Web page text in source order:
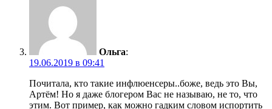
Ольга:
19.06.2019 в 09:41
Почитала, кто такие инфлюенсеры..боже, ведь это Вы,
Артём! Но я даже блогером Вас не называю, не то, что
этим. Вот пример, как можно гадким словом испортить